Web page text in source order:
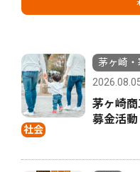
社会
茅ヶ崎・
茅ヶ崎
募金活